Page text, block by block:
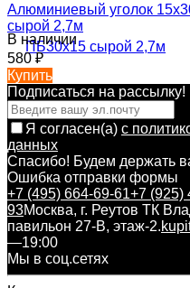
Алюминиевый уголок
сырой 2,7м
В наличии
580₽
Купить
Подписаться на рассылкy!
Я согласен(a) с
данных
Спасибо! Будем держать
Ошибка отправки формы
+7 (495) 664-69-61+7 (925)
93Москва, г. Реутов ТК
павильон 27-В, этаж-2.
—19:00
Мы в соц.сетях